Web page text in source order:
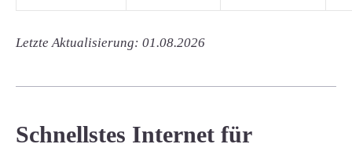
Letzte Aktualisierung: 01.08.2026
Schnellstes Internet für